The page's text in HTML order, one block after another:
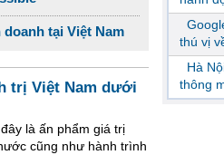
tại Việt Nam
trị Việt Nam dưới
là ấn phẩm giá trị
cũng như hành trình
thú vị
Hà
thông